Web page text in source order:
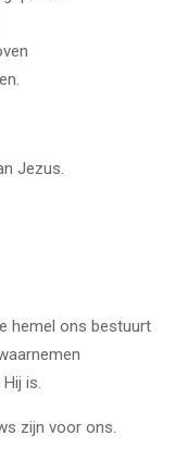
Jezus.
hemel ons bestuurt
is.
zijn voor ons.